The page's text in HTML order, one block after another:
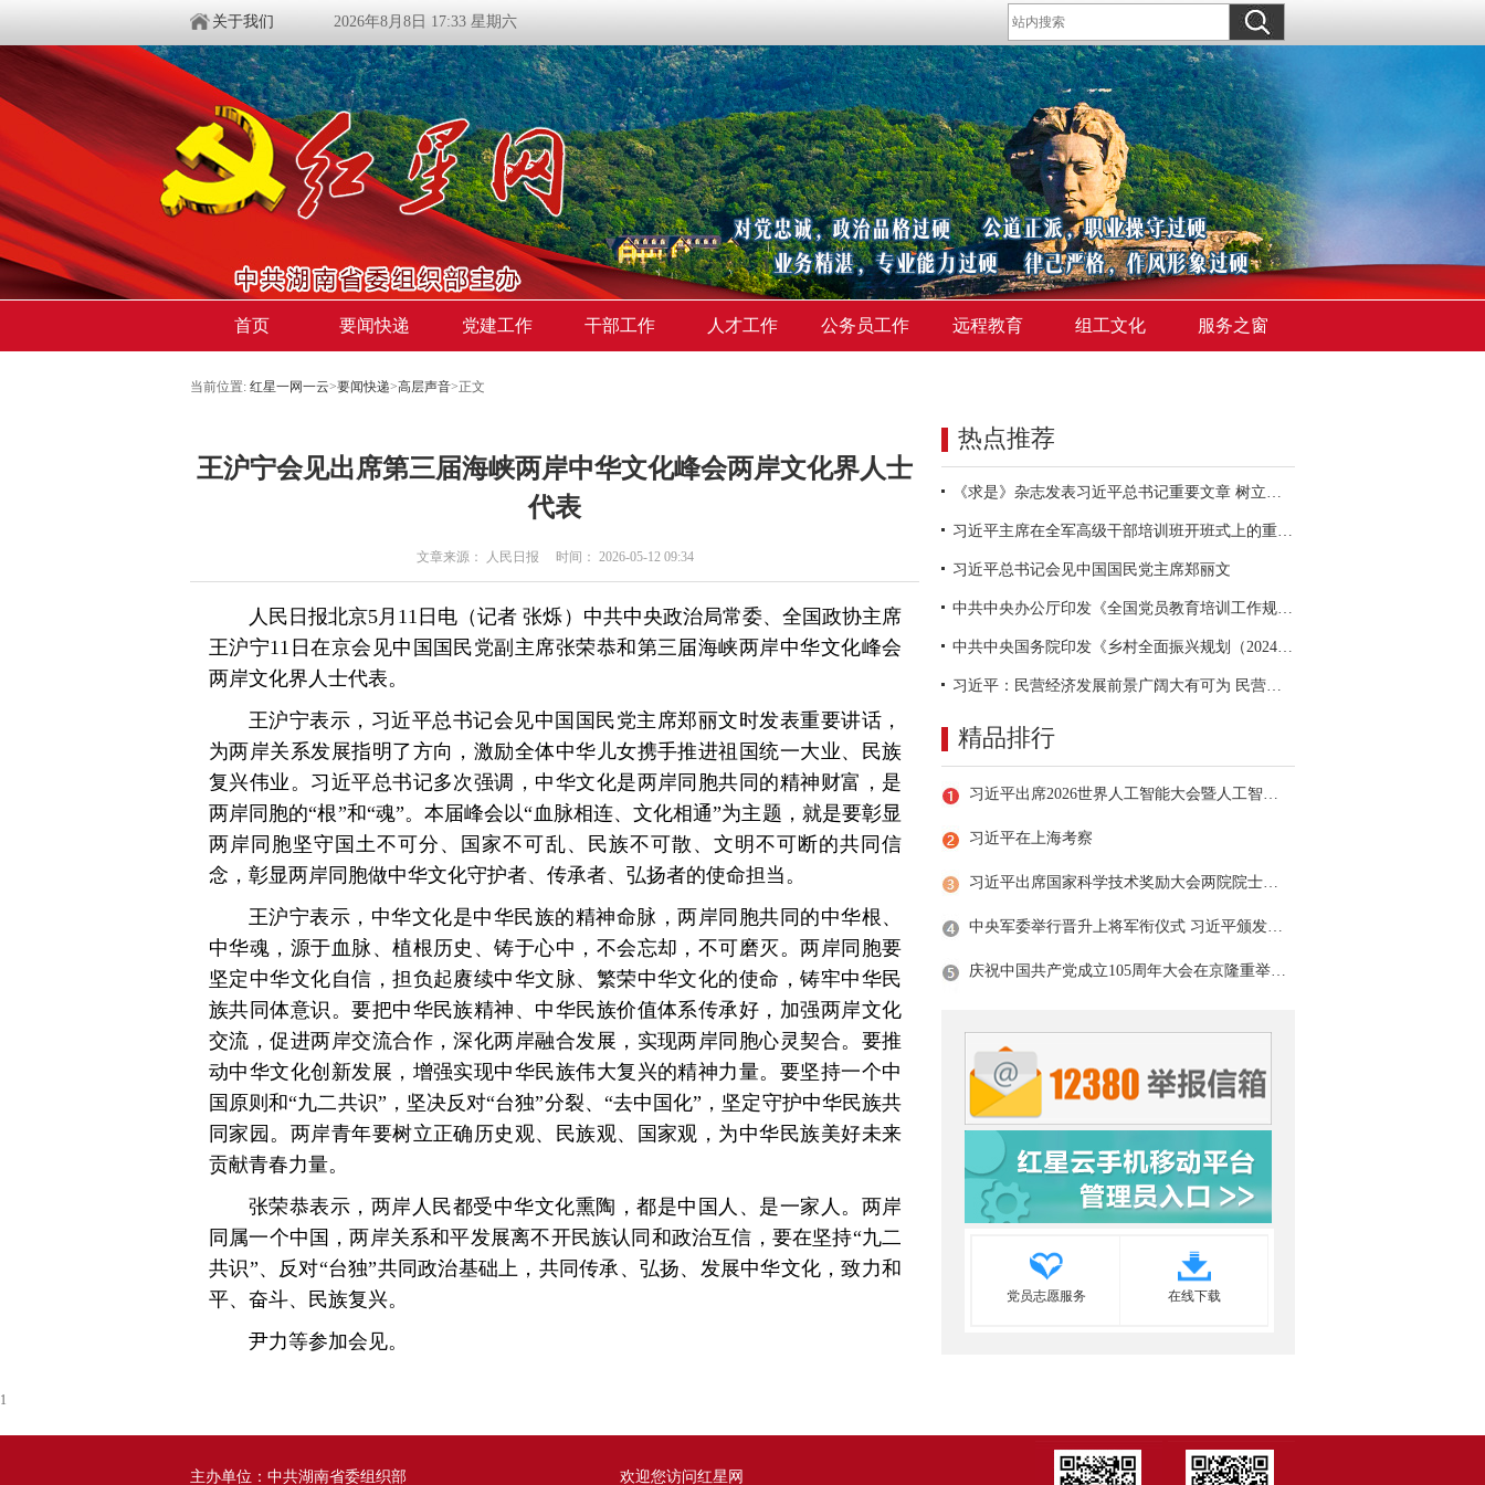
关于我们 2026年8月8日 17:33 星期六
首页 要闻快递 党建工作 干部工作 人才工作 公务员工作 远程教育 组工文化 服务之窗
当前位置: 红星一网一云>要闻快递>高层声音>正文
​王沪宁会见出席第三届海峡两岸中华文化峰会两岸文化界人士
代表
文章来源： 人民日报 时间： 2026-05-12 09:34
人民日报北京5月11日电（记者 张烁）中共中央政治局常委、全国政协主席
王沪宁11日在京会见中国国民党副主席张荣恭和第三届海峡两岸中华文化峰会
两岸文化界人士代表。
王沪宁表示，习近平总书记会见中国国民党主席郑丽文时发表重要讲话，
为两岸关系发展指明了方向，激励全体中华儿女携手推进祖国统一大业、民族
复兴伟业。习近平总书记多次强调，中华文化是两岸同胞共同的精神财富，是
两岸同胞的“根”和“魂”。本届峰会以“血脉相连、文化相通”为主题，就是要彰显
两岸同胞坚守国土不可分、国家不可乱、民族不可散、文明不可断的共同信
念，彰显两岸同胞做中华文化守护者、传承者、弘扬者的使命担当。
王沪宁表示，中华文化是中华民族的精神命脉，两岸同胞共同的中华根、
中华魂，源于血脉、植根历史、铸于心中，不会忘却，不可磨灭。两岸同胞要
坚定中华文化自信，担负起赓续中华文脉、繁荣中华文化的使命，铸牢中华民
族共同体意识。要把中华民族精神、中华民族价值体系传承好，加强两岸文化
交流，促进两岸交流合作，深化两岸融合发展，实现两岸同胞心灵契合。要推
动中华文化创新发展，增强实现中华民族伟大复兴的精神力量。要坚持一个中
国原则和“九二共识”，坚决反对“台独”分裂、“去中国化”，坚定守护中华民族共
同家园。两岸青年要树立正确历史观、民族观、国家观，为中华民族美好未来
贡献青春力量。
张荣恭表示，两岸人民都受中华文化熏陶，都是中国人、是一家人。两岸
同属一个中国，两岸关系和平发展离不开民族认同和政治互信，要在坚持“九二
共识”、反对“台独”共同政治基础上，共同传承、弘扬、发展中华文化，致力和
平、奋斗、民族复兴。
尹力等参加会见。
热点推荐
《求是》杂志发表习近平总书记重要文章 树立和践行正确政绩观
习近平主席在全军高级干部培训班开班式上的重要讲话引领全军开展思想整风、深化政治整训
习近平总书记会见中国国民党主席郑丽文
中共中央办公厅印发《全国党员教育培训工作规划（2024－2028年）》
中共中央国务院印发《乡村全面振兴规划（2024—2027年）》
习近平：民营经济发展前景广阔大有可为 民营企业和民营企业家大显身手正当其时
精品排行
习近平出席2026世界人工智能大会暨人工智能全球治理高级别会议开幕式并发表主旨讲话
习近平在上海考察
习近平出席国家科学技术奖励大会两院院士大会中国科协第十一次全国代表大会并发表重要讲话
中央军委举行晋升上将军衔仪式 习近平颁发命令状并向晋衔的军官表示祝贺
庆祝中国共产党成立105周年大会在京隆重举行 习近平发表重要讲话
党员志愿服务 在线下载
1
主办单位：中共湖南省委组织部 欢迎您访问红星网